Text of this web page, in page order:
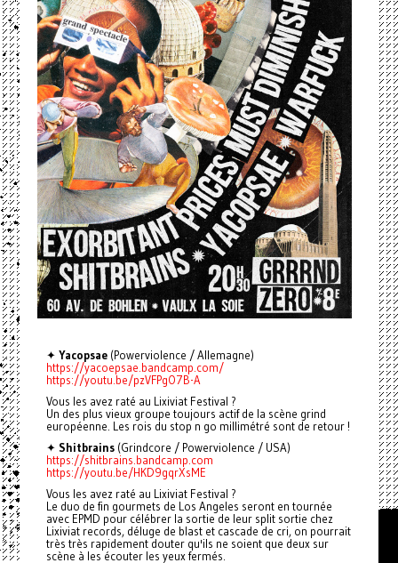
✦ Yacopsae(Powerviolence / Allemagne)
https://yacoepsae.bandcamp.com/
https://youtu.be/pzVFPgO7B-A
Vous les avez raté au Lixiviat Festival ?
Un des plus vieux groupe toujours actif de la scène grind
européenne. Les rois du stop n go millimétré sont de retour !
✦ Shitbrains(Grindcore / Powerviolence / USA)
https://shitbrains.bandcamp.com
https://youtu.be/HKD9gqrXsME
Vous les avez raté au Lixiviat Festival ?
Le duo de fin gourmets de Los Angeles seront en tournée
avec EPMD pour célébrer la sortie de leur split sortie chez
Lixiviat records, déluge de blast et cascade de cri, on pourrait
très très rapidement douter qu'ils ne soient que deux sur
scène à les écouter les yeux fermés.